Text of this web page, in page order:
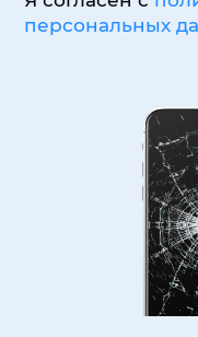
персональных